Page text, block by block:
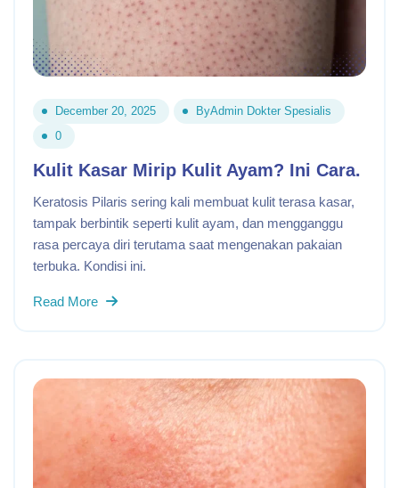
December 20, 2025 ByAdmin Dokter Spesialis
0
Kulit Kasar Mirip Kulit Ayam? Ini Cara.
Keratosis Pilaris sering kali membuat kulit terasa kasar,
tampak berbintik seperti kulit ayam, dan mengganggu
rasa percaya diri terutama saat mengenakan pakaian
terbuka. Kondisi ini.
Read More